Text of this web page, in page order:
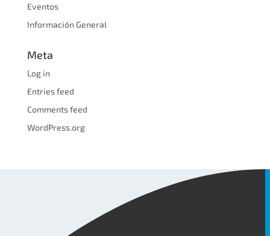
Eventos
Información General
Meta
Log in
Entries feed
Comments feed
WordPress.org